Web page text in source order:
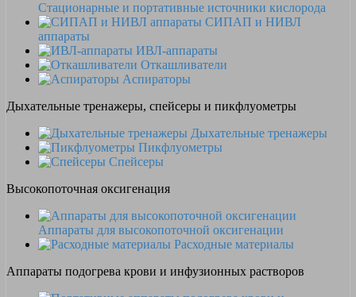
Стационарные и портативные источники кислорода
СИПАП и НИВЛ
аппараты
ИВЛ-аппараты
Откашливатели
Аспираторы
Дыхательные тренажеры, спейсеры и пикфлуометры
Дыхательные тренажеры
Пикфлуометры
Спейсеры
Высокопоточная оксигенация
Аппараты для высокопоточной оксигенации
Расходные материалы
Аппараты подогрева крови и инфузионных растворов